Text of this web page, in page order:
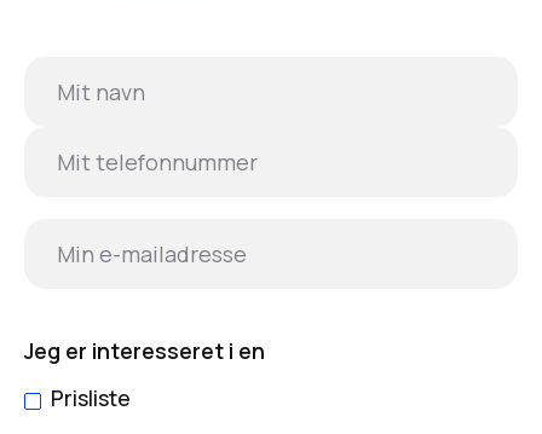
Jeg er interesseret i en
Prisliste